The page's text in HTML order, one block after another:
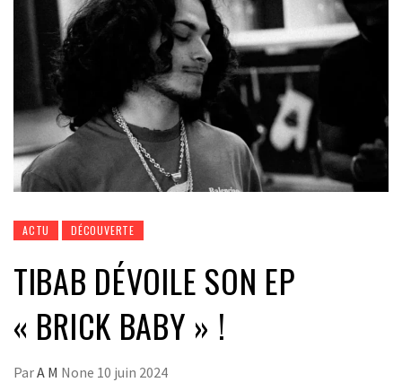
ACTU DÉCOUVERTE
TIBAB DÉVOILE SON EP
« BRICK BABY » !
ParA M None 10 juin 2024